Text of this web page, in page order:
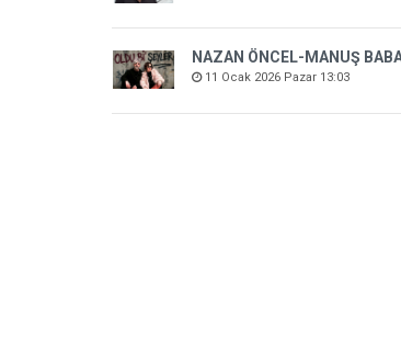
NAZAN ÖNCEL-MANUŞ
11 Ocak 2026 Pazar 13:03